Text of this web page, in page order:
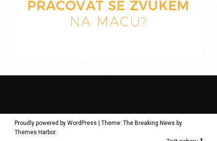
Proudly powered by WordPress
Theme: The Breaking News by
Themes Harbor.